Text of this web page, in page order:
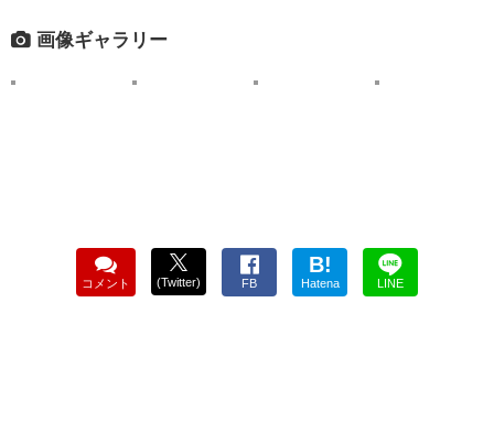
画像ギャラリー
コメント (Twitter) FB
B!
Hatena LINE